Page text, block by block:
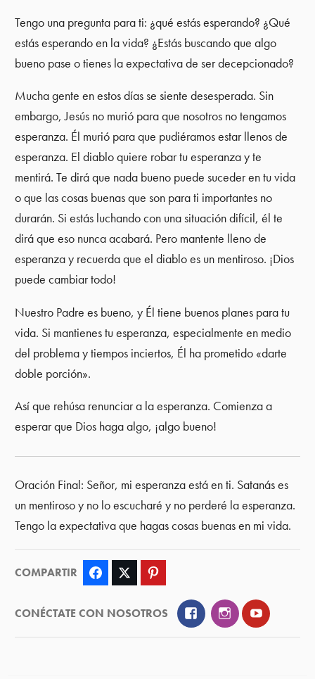
Tengo una pregunta para ti: ¿qué estás esperando? ¿Qué
estás esperando en la vida? ¿Estás buscando que algo
bueno pase o tienes la expectativa de ser decepcionado?
Mucha gente en estos días se siente desesperada. Sin
embargo, Jesús no murió para que nosotros no tengamos
esperanza. Él murió para que pudiéramos estar llenos de
esperanza. El diablo quiere robar tu esperanza y te
mentirá. Te dirá que nada bueno puede suceder en tu vida
o que las cosas buenas que son para ti importantes no
durarán. Si estás luchando con una situación difícil, él te
dirá que eso nunca acabará. Pero mantente lleno de
esperanza y recuerda que el diablo es un mentiroso. ¡Dios
puede cambiar todo!
Nuestro Padre es bueno, y Él tiene buenos planes para tu
vida. Si mantienes tu esperanza, especialmente en medio
del problema y tiempos inciertos, Él ha prometido «darte
doble porción».
Así que rehúsa renunciar a la esperanza. Comienza a
esperar que Dios haga algo, ¡algo bueno!
Oración Final: Señor, mi esperanza está en ti. Satanás es
un mentiroso y no lo escucharé y no perderé la esperanza.
Tengo la expectativa que hagas cosas buenas en mi vida.
COMPARTIR Facebook Twitter
CONÉCTATE CON NOSOTROS FacebookInstagramYouTube